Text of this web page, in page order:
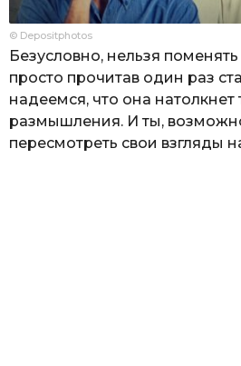
© Depositphotos
Безусловно, нельзя
просто прочитав один раз
надеемся, что она натолкнет
размышления. И ты,
пересмотреть свои взгляды